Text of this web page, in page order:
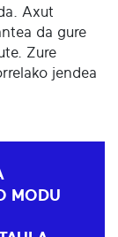
Axut
da gure
Zure
jendea
MODU